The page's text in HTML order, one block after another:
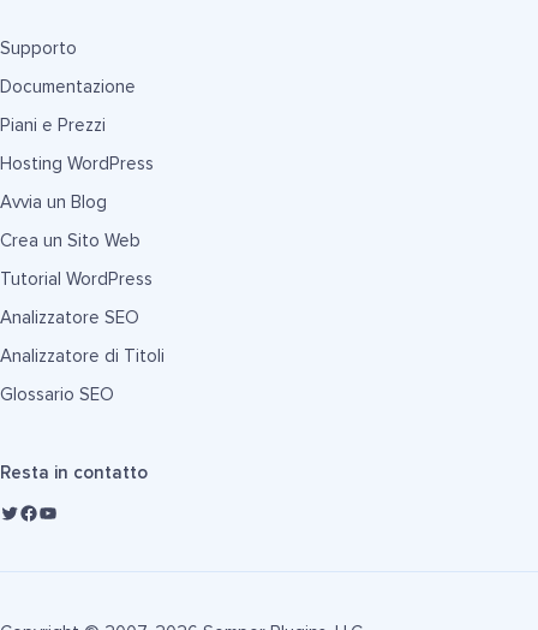
Supporto
Documentazione
Piani e Prezzi
Hosting WordPress
Avvia un Blog
Crea un Sito Web
Tutorial WordPress
Analizzatore SEO
Analizzatore di Titoli
Glossario SEO
Resta in contatto